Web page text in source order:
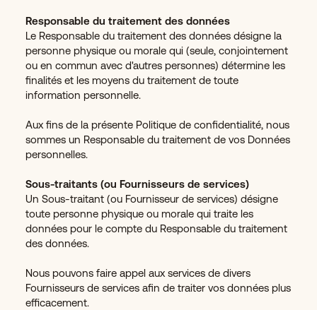
Responsable du traitement des données
Le Responsable du traitement des données désigne la
personne physique ou morale qui (seule, conjointement
ou en commun avec d'autres personnes) détermine les
finalités et les moyens du traitement de toute
information personnelle.
Aux fins de la présente Politique de confidentialité, nous
sommes un Responsable du traitement de vos Données
personnelles.
Sous-traitants (ou Fournisseurs de services)
Un Sous-traitant (ou Fournisseur de services) désigne
toute personne physique ou morale qui traite les
données pour le compte du Responsable du traitement
des données.
Nous pouvons faire appel aux services de divers
Fournisseurs de services afin de traiter vos données plus
efficacement.